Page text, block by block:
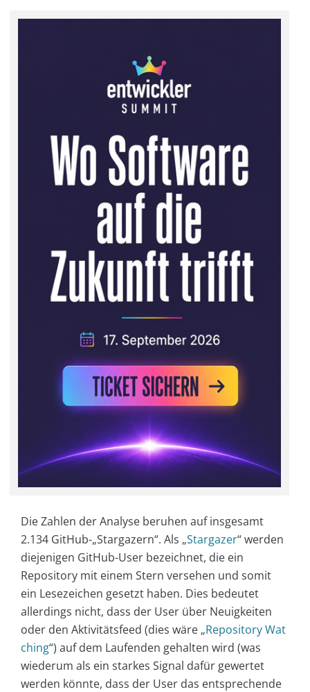
Die Zahlen der Analyse beruhen auf insgesamt
2.134 GitHub-„Stargazern“. Als „Stargazer“ werden
diejenigen GitHub-User bezeichnet, die ein
Repository mit einem Stern versehen und somit
ein Lesezeichen gesetzt haben. Dies bedeutet
allerdings nicht, dass der User über Neuigkeiten
oder den Aktivitätsfeed (dies wäre „Repository Wat
ching“) auf dem Laufenden gehalten wird (was
wiederum als ein starkes Signal dafür gewertet
werden könnte, dass der User das entsprechende